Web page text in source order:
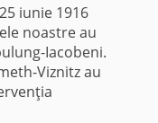
iunie 1916
noastre au
Iacobeni.
Viznitz au